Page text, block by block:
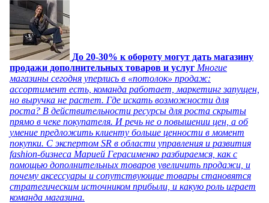
До 20-30% к обороту могут дать магазину
продажи дополнительных товаров и услуг Многие
магазины сегодня уперлись в «потолок» продаж:
ассортимент есть, команда работает, маркетинг запущен,
но выручка не растет. Где искать возможности для
роста? В действительности ресурсы для роста скрыты
прямо в чеке покупателя. И речь не о повышении цен, а об
умение предложить клиенту больше ценности в момент
покупки. С экспертом SR в области управления и развития
fashion-бизнеса Марией Герасименко разбираемся, как с
помощью дополнительных товаров увеличить продажи, и
почему аксессуары и сопутствующие товары становятся
стратегическим источником прибыли, и какую роль играет
команда магазина.